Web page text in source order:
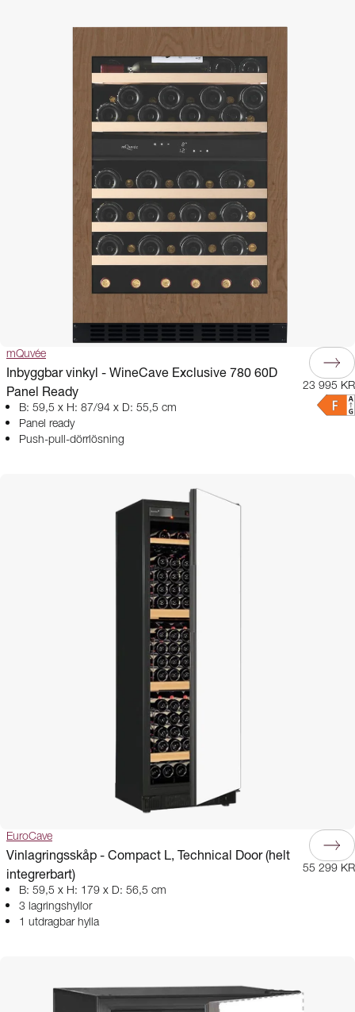
mQuvée
Inbyggbar vinkyl - WineCave Exclusive 780 60D
Panel Ready
B: 59,5 x H: 87/94 x D: 55,5 cm
Panel ready
Push-pull-dörrlösning
23 995 KR
EuroCave
Vinlagringsskåp - Compact L, Technical Door (helt
integrerbart)
B: 59,5 x H: 179 x D: 56,5 cm
3 lagringshyllor
1 utdragbar hylla
55 299 KR